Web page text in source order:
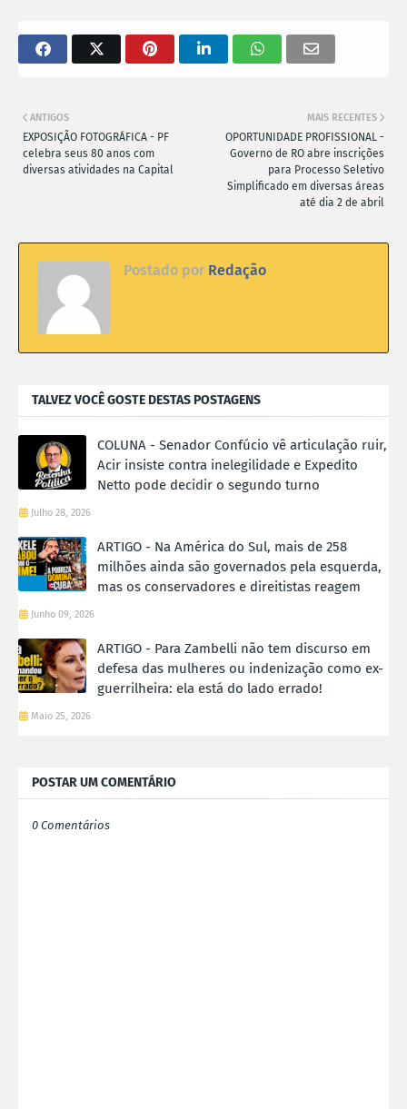
MAIS RECENTES
OPORTUNIDADE PROFISSIONAL -
Governo de RO abre inscrições
para Processo Seletivo
Simplificado em diversas áreas
até dia 2 de abril
ANTIGOS
EXPOSIÇÃO FOTOGRÁFICA - PF
celebra seus 80 anos com
diversas atividades na Capital
Postado por Redação
TALVEZ VOCÊ GOSTE DESTAS POSTAGENS
COLUNA - Senador Confúcio vê articulação ruir,
Acir insiste contra inelegilidade e Expedito
Netto pode decidir o segundo turno
Julho 28, 2026
ARTIGO - Na América do Sul, mais de 258
milhões ainda são governados pela esquerda,
mas os conservadores e direitistas reagem
Junho 09, 2026
ARTIGO - Para Zambelli não tem discurso em
defesa das mulheres ou indenização como ex-
guerrilheira: ela está do lado errado!
Maio 25, 2026
POSTAR UM COMENTÁRIO
0 Comentários